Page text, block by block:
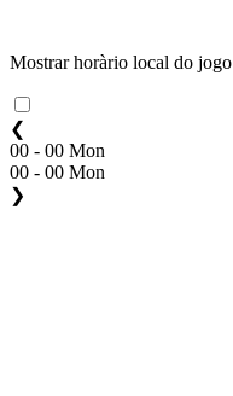
Mostrar horàrio local do jogo
❮
00 - 00 Mon
00 - 00 Mon
❯